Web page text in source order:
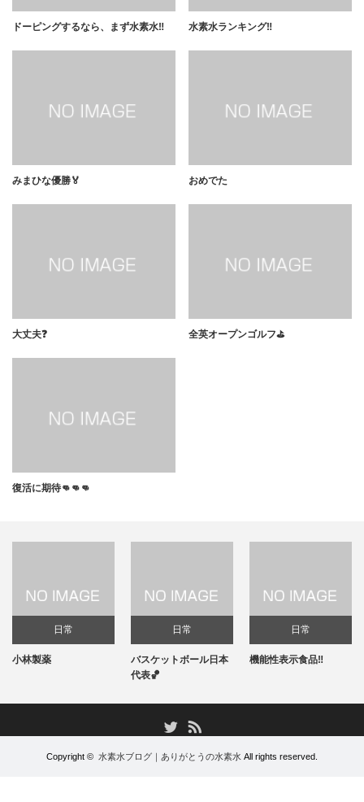
ドーピングするなら、まず水素水‼️ 水素水ランキング‼️
みまひな優勝🏅 おめでた
大丈夫❓ 全英オープンゴルフ⛳️
復活に期待👊👊👊
日常
小林製薬
日常
バスケットボール日本
代表🏀
日常
機能性表示食品‼️
Twitter
Copyright © 水素水ブログ｜ありがとうの水素水 All rights reserved.